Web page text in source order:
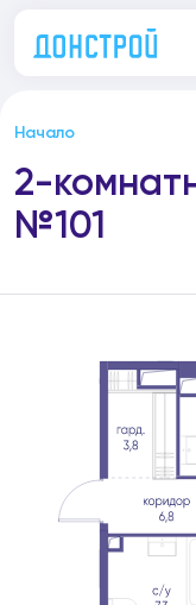
Начало
2-
№101